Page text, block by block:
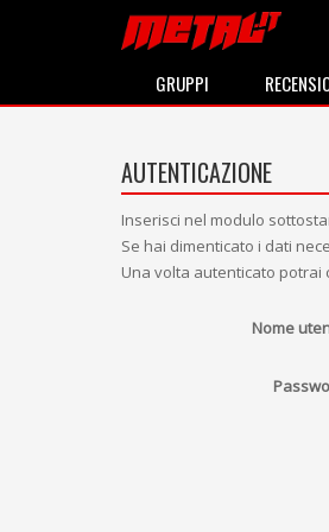
GRUPPI
AUTENTICAZIONE
Inserisci nel modulo
Se hai dimenticato i dati
Una volta autenticato
Nome